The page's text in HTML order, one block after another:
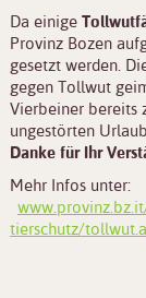
Da einige
Provinz Bozen
gesetzt werden.
gegen Tollwut
Vierbeiner bereits
ungestörten
Danke für Ihr
Mehr Infos unter:
tierschutz/